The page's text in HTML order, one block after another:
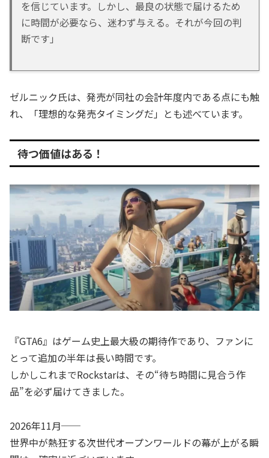
を信じています。しかし、最良の状態で届けるため
に時間が必要なら、迷わず与える。それが今回の判
断です」
ゼルニック氏は、発売が同社の会計年度内である点にも触
れ、「理想的な発売タイミングだ」とも述べています。
待つ価値はある！
『GTA6』はゲーム史上最大級の期待作であり、ファンに
とって追加の半年は長い時間です。
しかしこれまでRockstarは、その“待ち時間に見合う作
品”を必ず届けてきました。
2026年11月──
世界中が熱狂する次世代オープンワールドの幕が上がる瞬